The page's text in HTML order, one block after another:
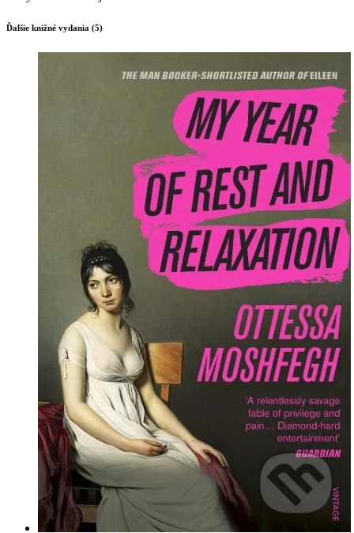
Ďalšie knižné vydania (5)